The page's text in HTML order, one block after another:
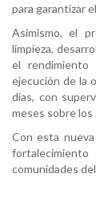
para garantizar
Asimismo, el
limpieza,
el
ejecución de la
días, con
meses sobre
Con esta
comunidades